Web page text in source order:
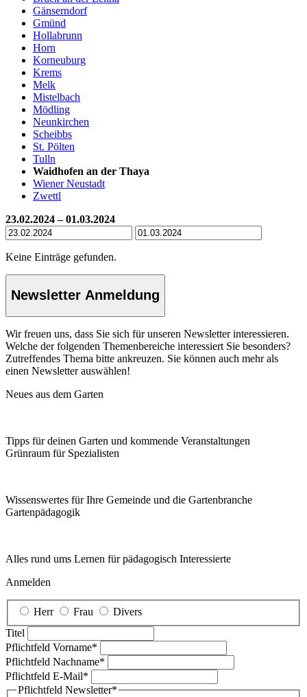
Gänserndorf
Gmünd
Hollabrunn
Horn
Korneuburg
Krems
Melk
Mistelbach
Mödling
Neunkirchen
Scheibbs
St. Pölten
Tulln
Waidhofen an der Thaya
Wiener Neustadt
Zwettl
23.02.2024 – 01.03.2024
Keine Einträge gefunden.
Newsletter Anmeldung
Wir freuen uns, dass Sie sich für unseren Newsletter interessieren.
Welche der folgenden Themenbereiche interessiert Sie besonders?
Zutreffendes Thema bitte ankreuzen. Sie können auch mehr als
einen Newsletter auswählen!
Neues aus dem Garten
Tipps für deinen Garten und kommende Veranstaltungen
Grünraum für Spezialisten
Wissenswertes für Ihre Gemeinde und die Gartenbranche
Garten­pädagogik
Alles rund ums Lernen für pädagogisch Interessierte
Anmelden
Herr Frau
Divers
Titel
Pflichtfeld Vorname*
Pflichtfeld Nachname*
Pflichtfeld E-Mail*
Pflichtfeld Newsletter*